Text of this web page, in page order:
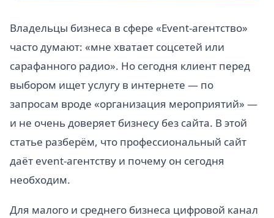
Владельцы бизнеса в сфере «Event-агентство»
часто думают: «мне хватает соцсетей или
сарафанного радио». Но сегодня клиент перед
выбором ищет услугу в интернете — по
запросам вроде «организация мероприятий» —
и не очень доверяет бизнесу без сайта. В этой
статье разберём, что профессиональный сайт
даёт event-агентству и почему он сегодня
необходим.
Для малого и среднего бизнеса цифровой канал